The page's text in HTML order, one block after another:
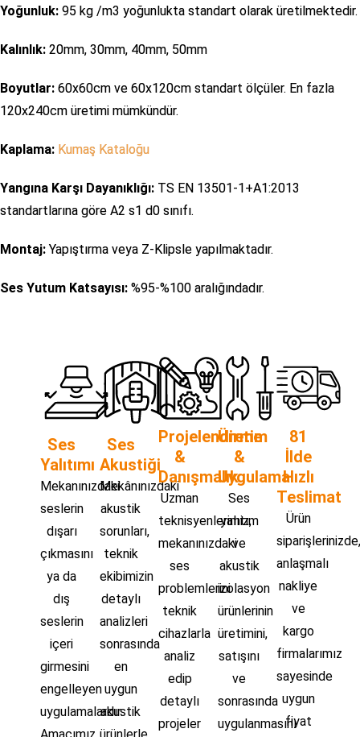
Yoğunluk: 95 kg /m3 yoğunlukta standart olarak üretilmektedir.
Kalınlık: 20mm, 30mm, 40mm, 50mm
Boyutlar: 60x60cm ve 60x120cm standart ölçüler. En fazla
120x240cm üretimi mümkündür.
Kaplama: Kumaş Kataloğu
Yangına Karşı Dayanıklığı: TS EN 13501-1+A1:2013
standartlarına göre A2 s1 d0 sınıfı.
Montaj: Yapıştırma veya Z-Klipsle yapılmaktadır.
Ses Yutum Katsayısı: %95-%100 aralığındadır.
Ses
Yalıtımı
Mekanınızdaki
seslerin
dışarı
çıkmasını
ya da
dış
seslerin
içeri
girmesini
engelleyen
uygulamalardır.
Ses
Akustiği
Mekânınızdaki
akustik
sorunları,
teknik
ekibimizin
detaylı
analizleri
sonrasında
en
uygun
akustik
Projelendirme
&
Danışmalık
Uzman
teknisyenlerimiz,
mekanınızdaki
ses
problemlerini
teknik
cihazlarla
analiz
edip
detaylı
projeler
Üretim
&
Uygulama
Ses
yalıtım
ve
akustik
izolasyon
ürünlerinin
üretimini,
satışını
ve
sonrasında
uygulanmasını
81
İlde
Hızlı
Teslimat
Ürün
anlaşmalı
nakliye
ve
kargo
firmalarımız
sayesinde
uygun
fiyat